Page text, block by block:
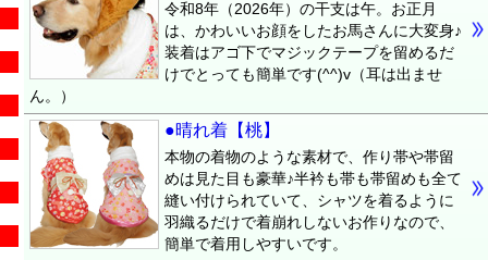
令和8年（2026年）の干支は午。お正月
は、かわいいお顔をしたお馬さんに大変身♪
装着はアゴ下でマジックテープを留めるだ
けでとっても簡単です(^^)v（耳は出ませ
ん。）
●晴れ着【桃】
本物の着物のような素材で、作り帯や帯留
めは見た目も豪華♪半衿も帯も帯留めも全て
縫い付けられていて、シャツを着るように
羽織るだけで着崩れしないお作りなので、
簡単で着用しやすいです。